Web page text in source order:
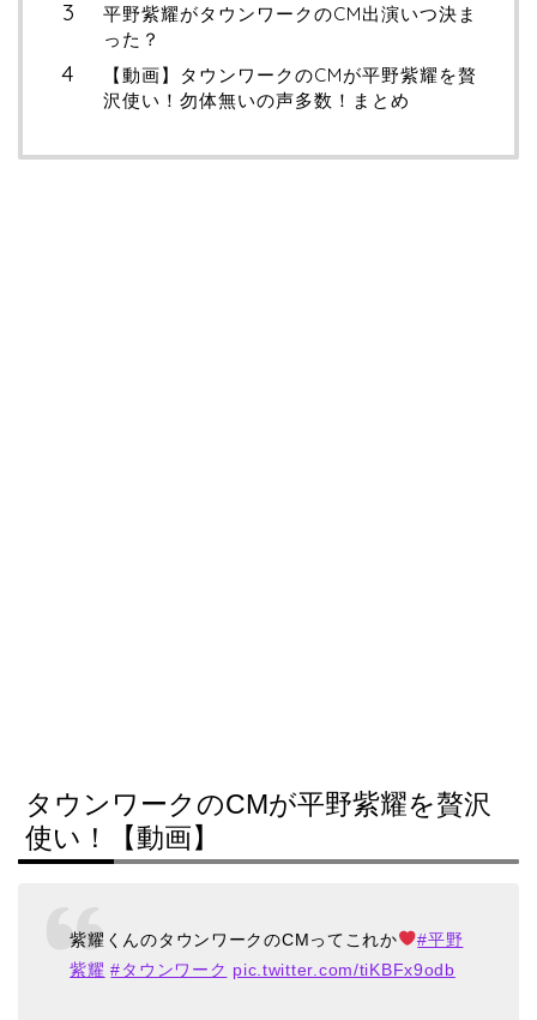
平野紫耀がタウンワークのCM出演いつ決ま
った？
【動画】タウンワークのCMが平野紫耀を贅
沢使い！勿体無いの声多数！まとめ
タウンワークのCMが平野紫耀を贅沢
使い！【動画】
紫耀くんのタウンワークのCMってこれか
#平野
紫耀 #タウンワーク pic.twitter.com/tiKBFx9odb